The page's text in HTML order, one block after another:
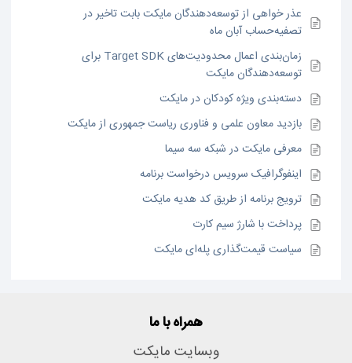
عذر خواهی از توسعه‌دهندگان مایکت بابت تاخیر در
تصفیه‌حساب آبان ماه
زمان‌بندی اعمال محدودیت‌های Target SDK برای
توسعه‌دهندگان مایکت
دسته‌بندی ویژه کودکان در مایکت
بازدید معاون علمی و فناوری ریاست جمهوری از مایکت
معرفی مایکت در شبکه سه سیما
اینفوگرافیک سرویس درخواست برنامه
ترویج برنامه از طریق کد هدیه مایکت
پرداخت با شارژ سیم کارت
سیاست قیمت‌گذاری پله‌ای مایکت
همراه با ما
وبسایت مایکت